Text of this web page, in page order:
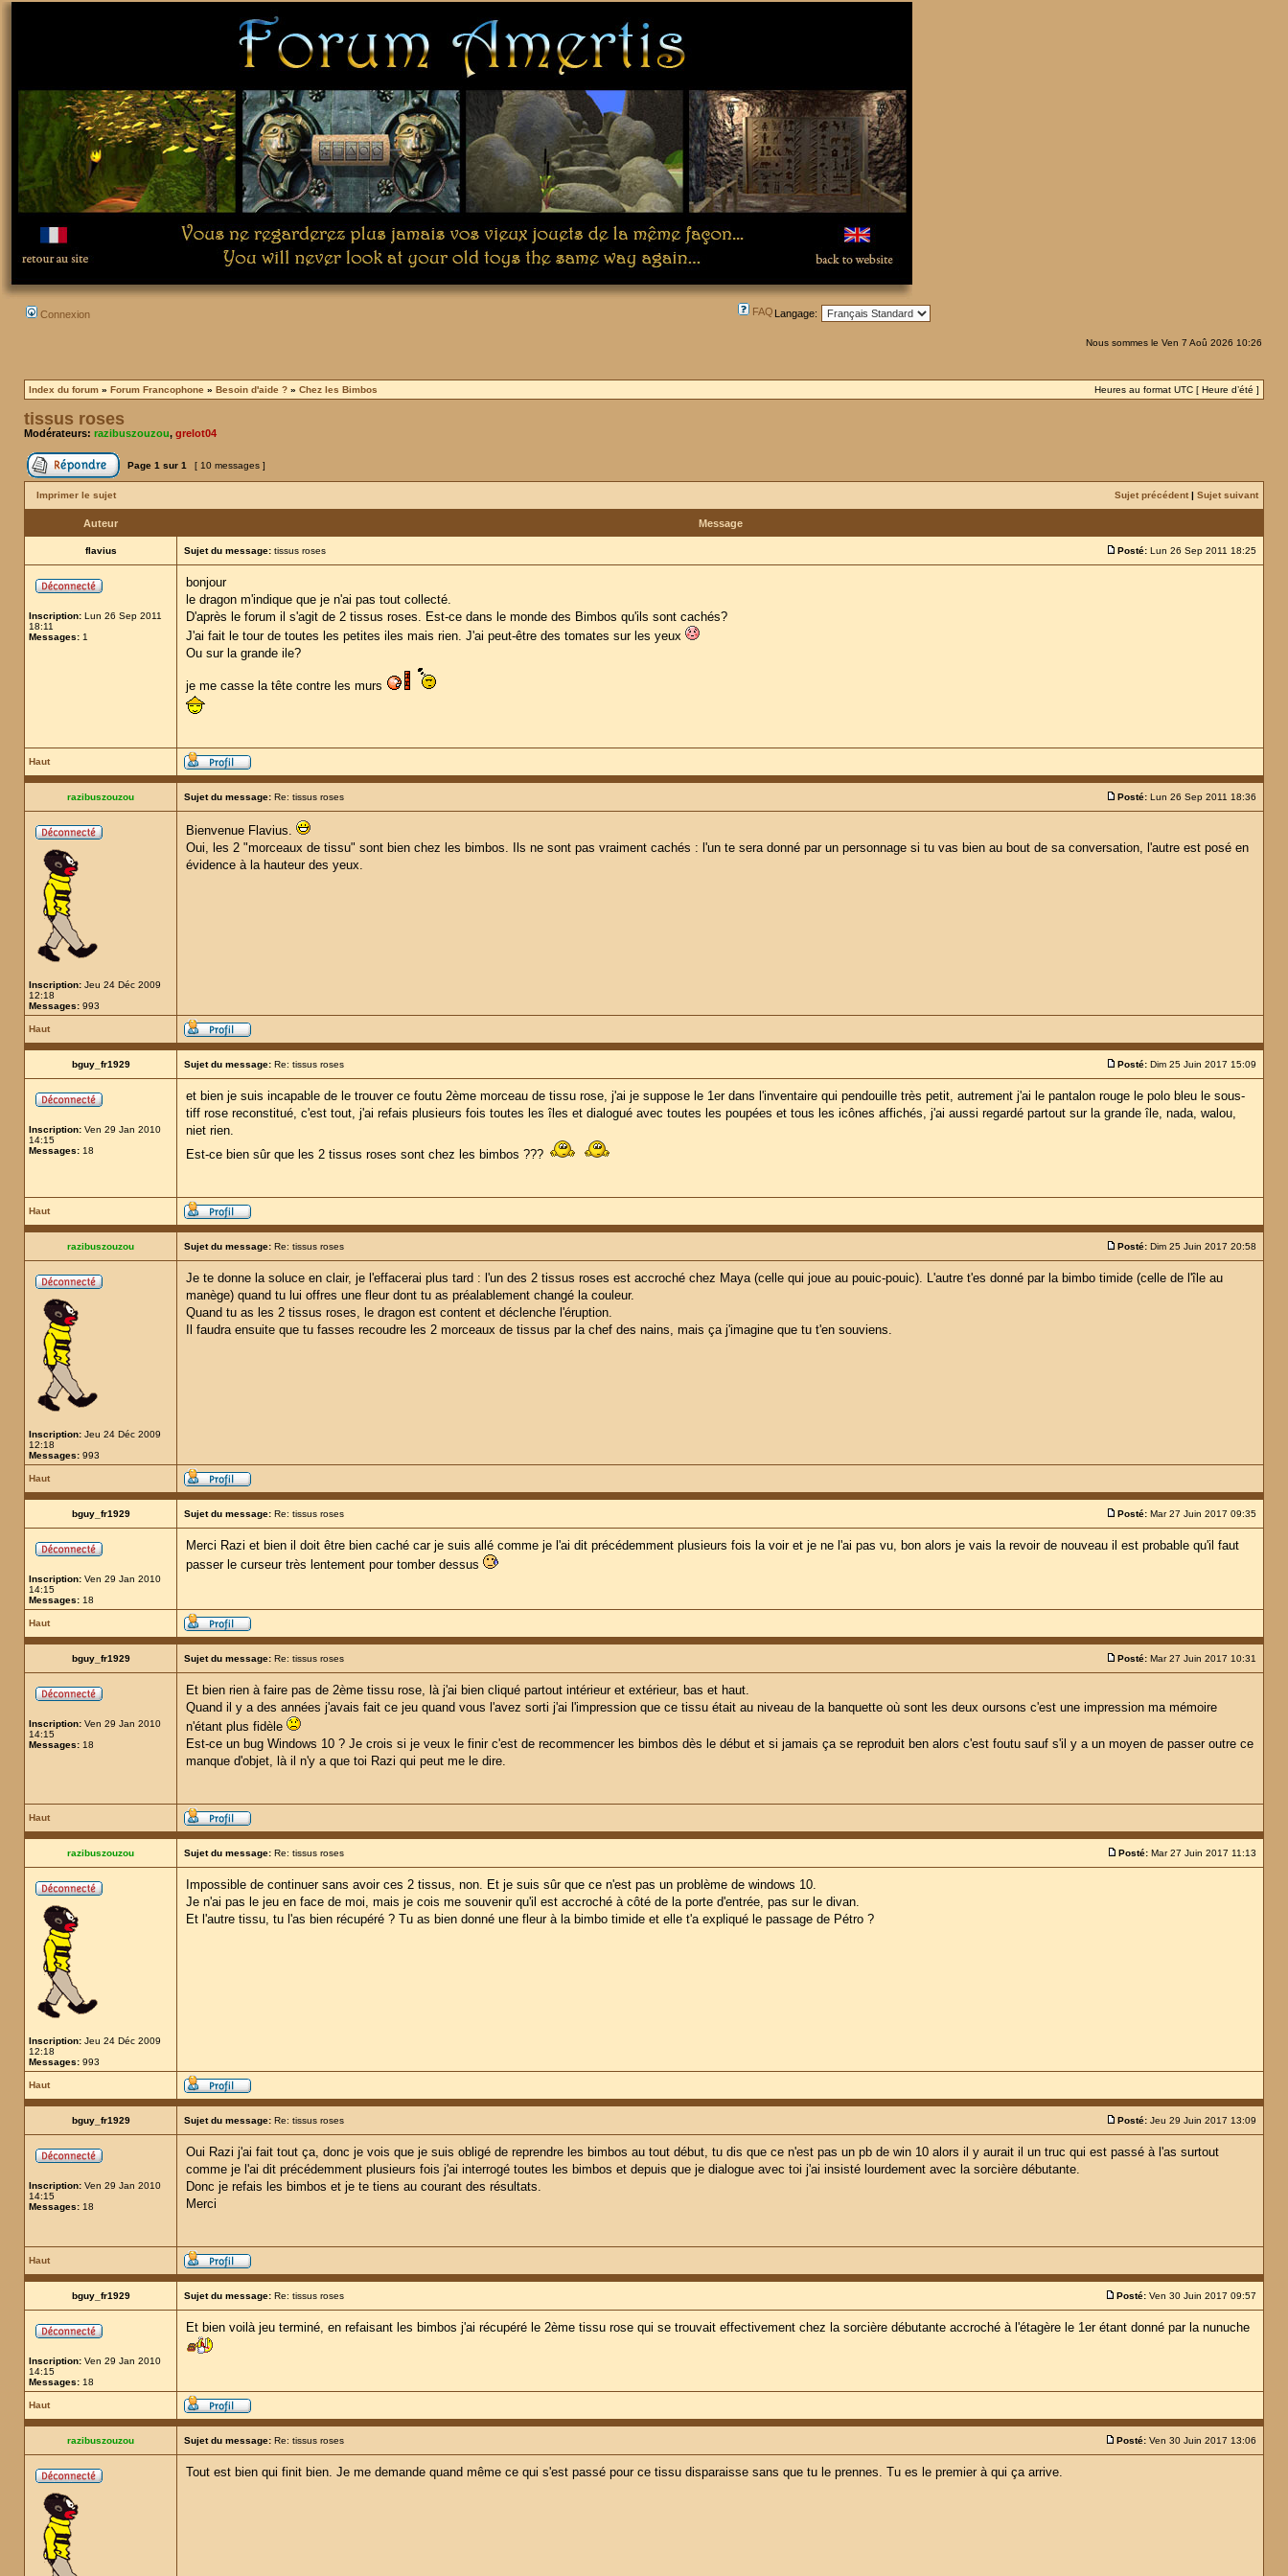
Connexion FAQ Langage:
Nous sommes le Ven 7 Aoû 2026 10:26
Index du forum » Forum Francophone » Besoin d'aide ? » Chez les Bimbos Heures au format UTC [ Heure d’été ]
tissus roses
Modérateurs: razibuszouzou, grelot04
Page 1 sur 1 [ 10 messages ]
Imprimer le sujet Sujet précédent | Sujet suivant
Auteur Message
flavius Sujet du message: tissus roses Posté: Lun 26 Sep 2011 18:25
Inscription: Lun 26 Sep 2011
18:11
Messages: 1
bonjour
le dragon m'indique que je n'ai pas tout collecté.
D'après le forum il s'agit de 2 tissus roses. Est-ce dans le monde des Bimbos qu'ils sont cachés?
J'ai fait le tour de toutes les petites iles mais rien. J'ai peut-être des tomates sur les yeux
Ou sur la grande ile?
je me casse la tête contre les murs
Haut
razibuszouzou Sujet du message: Re: tissus roses Posté: Lun 26 Sep 2011 18:36
Inscription: Jeu 24 Déc 2009
12:18
Messages: 993
Bienvenue Flavius.
Oui, les 2 "morceaux de tissu" sont bien chez les bimbos. Ils ne sont pas vraiment cachés : l'un te sera donné par un personnage si tu vas bien au bout de sa conversation, l'autre est posé en
évidence à la hauteur des yeux.
Haut
bguy_fr1929 Sujet du message: Re: tissus roses Posté: Dim 25 Juin 2017 15:09
Inscription: Ven 29 Jan 2010
14:15
Messages: 18
et bien je suis incapable de le trouver ce foutu 2ème morceau de tissu rose, j'ai je suppose le 1er dans l'inventaire qui pendouille très petit, autrement j'ai le pantalon rouge le polo bleu le sous-
tiff rose reconstitué, c'est tout, j'ai refais plusieurs fois toutes les îles et dialogué avec toutes les poupées et tous les icônes affichés, j'ai aussi regardé partout sur la grande île, nada, walou,
niet rien.
Est-ce bien sûr que les 2 tissus roses sont chez les bimbos ???
Haut
razibuszouzou Sujet du message: Re: tissus roses Posté: Dim 25 Juin 2017 20:58
Inscription: Jeu 24 Déc 2009
12:18
Messages: 993
Je te donne la soluce en clair, je l'effacerai plus tard : l'un des 2 tissus roses est accroché chez Maya (celle qui joue au pouic-pouic). L'autre t'es donné par la bimbo timide (celle de l'île au
manège) quand tu lui offres une fleur dont tu as préalablement changé la couleur.
Quand tu as les 2 tissus roses, le dragon est content et déclenche l'éruption.
Il faudra ensuite que tu fasses recoudre les 2 morceaux de tissus par la chef des nains, mais ça j'imagine que tu t'en souviens.
Haut
bguy_fr1929 Sujet du message: Re: tissus roses Posté: Mar 27 Juin 2017 09:35
Inscription: Ven 29 Jan 2010
14:15
Messages: 18
Merci Razi et bien il doit être bien caché car je suis allé comme je l'ai dit précédemment plusieurs fois la voir et je ne l'ai pas vu, bon alors je vais la revoir de nouveau il est probable qu'il faut
passer le curseur très lentement pour tomber dessus
Haut
bguy_fr1929 Sujet du message: Re: tissus roses Posté: Mar 27 Juin 2017 10:31
Inscription: Ven 29 Jan 2010
14:15
Messages: 18
Et bien rien à faire pas de 2ème tissu rose, là j'ai bien cliqué partout intérieur et extérieur, bas et haut.
Quand il y a des années j'avais fait ce jeu quand vous l'avez sorti j'ai l'impression que ce tissu était au niveau de la banquette où sont les deux oursons c'est une impression ma mémoire
n'étant plus fidèle
Est-ce un bug Windows 10 ? Je crois si je veux le finir c'est de recommencer les bimbos dès le début et si jamais ça se reproduit ben alors c'est foutu sauf s'il y a un moyen de passer outre ce
manque d'objet, là il n'y a que toi Razi qui peut me le dire.
Haut
razibuszouzou Sujet du message: Re: tissus roses Posté: Mar 27 Juin 2017 11:13
Inscription: Jeu 24 Déc 2009
12:18
Messages: 993
Impossible de continuer sans avoir ces 2 tissus, non. Et je suis sûr que ce n'est pas un problème de windows 10.
Je n'ai pas le jeu en face de moi, mais je cois me souvenir qu'il est accroché à côté de la porte d'entrée, pas sur le divan.
Et l'autre tissu, tu l'as bien récupéré ? Tu as bien donné une fleur à la bimbo timide et elle t'a expliqué le passage de Pétro ?
Haut
bguy_fr1929 Sujet du message: Re: tissus roses Posté: Jeu 29 Juin 2017 13:09
Inscription: Ven 29 Jan 2010
14:15
Messages: 18
Oui Razi j'ai fait tout ça, donc je vois que je suis obligé de reprendre les bimbos au tout début, tu dis que ce n'est pas un pb de win 10 alors il y aurait il un truc qui est passé à l'as surtout
comme je l'ai dit précédemment plusieurs fois j'ai interrogé toutes les bimbos et depuis que je dialogue avec toi j'ai insisté lourdement avec la sorcière débutante.
Donc je refais les bimbos et je te tiens au courant des résultats.
Merci
Haut
bguy_fr1929 Sujet du message: Re: tissus roses Posté: Ven 30 Juin 2017 09:57
Inscription: Ven 29 Jan 2010
14:15
Messages: 18
Et bien voilà jeu terminé, en refaisant les bimbos j'ai récupéré le 2ème tissu rose qui se trouvait effectivement chez la sorcière débutante accroché à l'étagère le 1er étant donné par la nunuche
Haut
razibuszouzou Sujet du message: Re: tissus roses Posté: Ven 30 Juin 2017 13:06
Tout est bien qui finit bien. Je me demande quand même ce qui s'est passé pour ce tissu disparaisse sans que tu le prennes. Tu es le premier à qui ça arrive.